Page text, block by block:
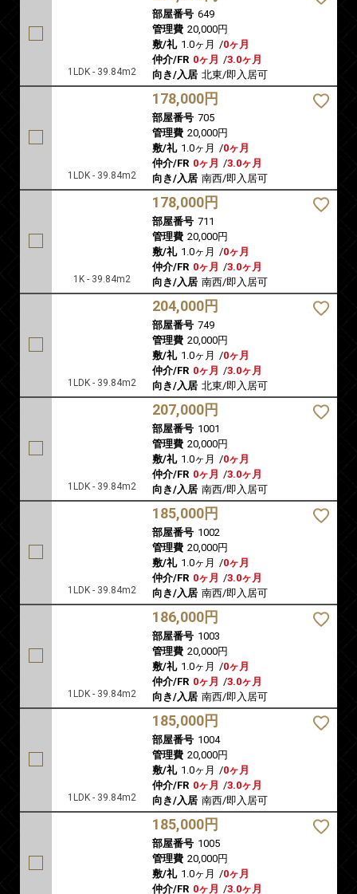
1LDK - 39.84m2
部屋番号 649
管理費 20,000円
敷/礼 1.0ヶ月 /0ヶ月
仲介/FR 0ヶ月 /3.0ヶ月
向き/入居 北東/即入居可
1LDK - 39.84m2
178,000円
部屋番号 705
管理費 20,000円
敷/礼 1.0ヶ月 /0ヶ月
仲介/FR 0ヶ月 /3.0ヶ月
向き/入居 南西/即入居可
1K - 39.84m2
178,000円
部屋番号 711
管理費 20,000円
敷/礼 1.0ヶ月 /0ヶ月
仲介/FR 0ヶ月 /3.0ヶ月
向き/入居 南西/即入居可
1LDK - 39.84m2
204,000円
部屋番号 749
管理費 20,000円
敷/礼 1.0ヶ月 /0ヶ月
仲介/FR 0ヶ月 /3.0ヶ月
向き/入居 北東/即入居可
1LDK - 39.84m2
207,000円
部屋番号 1001
管理費 20,000円
敷/礼 1.0ヶ月 /0ヶ月
仲介/FR 0ヶ月 /3.0ヶ月
向き/入居 南西/即入居可
1LDK - 39.84m2
185,000円
部屋番号 1002
管理費 20,000円
敷/礼 1.0ヶ月 /0ヶ月
仲介/FR 0ヶ月 /3.0ヶ月
向き/入居 南西/即入居可
1LDK - 39.84m2
186,000円
部屋番号 1003
管理費 20,000円
敷/礼 1.0ヶ月 /0ヶ月
仲介/FR 0ヶ月 /3.0ヶ月
向き/入居 南西/即入居可
1LDK - 39.84m2
185,000円
部屋番号 1004
管理費 20,000円
敷/礼 1.0ヶ月 /0ヶ月
仲介/FR 0ヶ月 /3.0ヶ月
向き/入居 南西/即入居可
185,000円
部屋番号 1005
管理費 20,000円
敷/礼 1.0ヶ月 /0ヶ月
仲介/FR 0ヶ月 /3.0ヶ月